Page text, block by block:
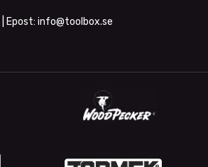
| Epost: info@toolbox.se